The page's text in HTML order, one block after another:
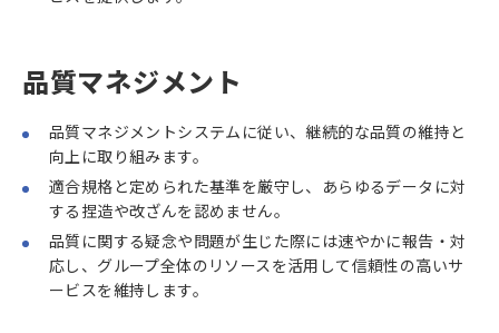
品質マネジメント
品質マネジメントシステムに従い、継続的な品質の維持と
向上に取り組みます。
適合規格と定められた基準を厳守し、あらゆるデータに対
する捏造や改ざんを認めません。
品質に関する疑念や問題が生じた際には速やかに報告・対
応し、グループ全体のリソースを活用して信頼性の高いサ
ービスを維持します。